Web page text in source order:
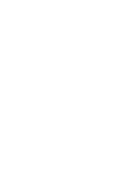
declinantes que, en
un gran
precisos—, se
pero siempre orbitando
para terminar de
las ciudades